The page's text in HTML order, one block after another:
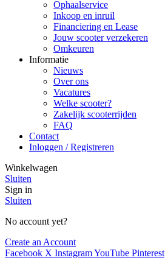
Ophaalservice
Inkoop en inruil
Financiering en Lease
Jouw scooter verzekeren
Omkeuren
Informatie
Nieuws
Over ons
Vacatures
Welke scooter?
Zakelijk scooterrijden
FAQ
Contact
Inloggen / Registreren
Winkelwagen
Sluiten
Sign in
Sluiten
No account yet?
Create an Account
Facebook X InstagramYouTube Pinterest